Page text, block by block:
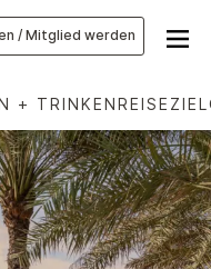
/ Mitglied werden
+ TRINKENREISEZIEL